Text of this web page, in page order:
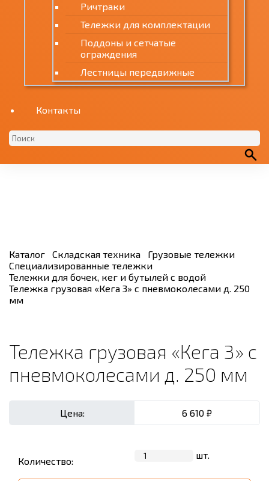
Ричтраки
Тележки для комплектации
Поддоны и сетчатые
ограждения
Лестницы передвижные
Контакты
Каталог Складская техника
Грузовые тележки
Специализированные тележки
Тележки для бочек, кег и бутылей с водой
Тележка грузовая «Кега 3» с пневмоколесами д. 250
мм
Тележка грузовая «Кега 3» с
пневмоколесами д. 250 мм
Цена: 6 610 ₽
Количество:
шт.